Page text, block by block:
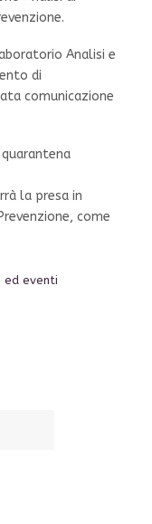
Analisi e
di
comunicazione
la presa in
come
ed eventi